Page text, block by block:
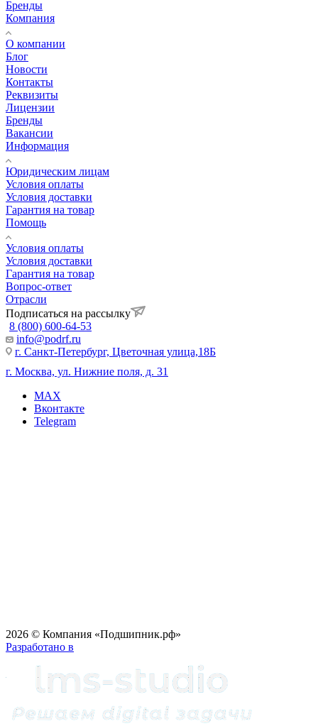
Бренды
Компания
О компании
Блог
Новости
Контакты
Реквизиты
Лицензии
Бренды
Вакансии
Информация
Юридическим лицам
Условия оплаты
Условия доставки
Гарантия на товар
Помощь
Условия оплаты
Условия доставки
Гарантия на товар
Вопрос-ответ
Отрасли
Подписаться на рассылку
8 (800) 600-64-53
info@podrf.ru
г. Санкт-Петербург, Цветочная улица,18Б
г. Москва, ул. Нижние поля, д. 31
MAX
Вконтакте
Telegram
2026 © Компания «Подшипник.рф»
Разработано в